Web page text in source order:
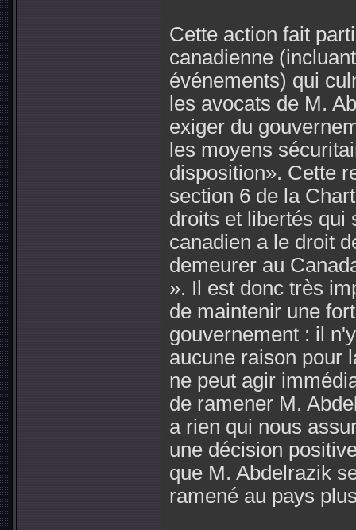
Cette action fait
canadienne
événements) qui
les avocats de M.
exiger du
les moyens
disposition». Cette
section 6 de la
droits et libertés qui
canadien a le droit
demeurer au
». Il est donc très
de maintenir une
gouvernement : il
aucune raison pour
ne peut agir
de ramener M.
a rien qui nous
une décision
que M. Abdelrazik
ramené au pays